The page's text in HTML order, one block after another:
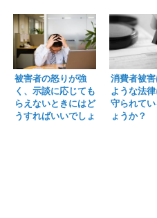
被害者の怒りが強
く、示談に応じても
らえないときにはど
うすればいいでしょ
消費者被
ような法
守られて
ょうか？